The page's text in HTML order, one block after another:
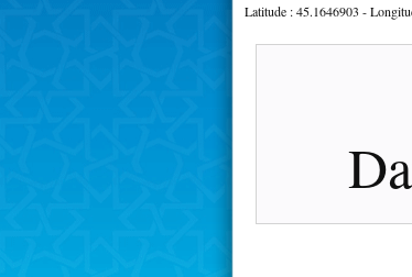
Latitude :45.1646903 -